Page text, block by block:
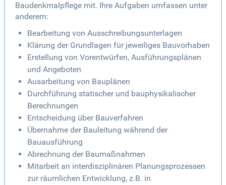
Baudenkmalpflege mit. Ihre Aufgaben umfassen unter
anderem:
Bearbeitung von Ausschreibungsunterlagen
Klärung der Grundlagen für jeweiliges Bauvorhaben
Erstellung von Vorentwürfen, Ausführungsplänen
und Angeboten
Ausarbeitung von Bauplänen
Durchführung statischer und bauphysikalischer
Berechnungen
Entscheidung über Bauverfahren
Übernahme der Bauleitung während der
Bauausführung
Abrechnung der Baumaßnahmen
Mitarbeit an interdisziplinären Planungsprozessen
zur räumlichen Entwicklung, z.B. in